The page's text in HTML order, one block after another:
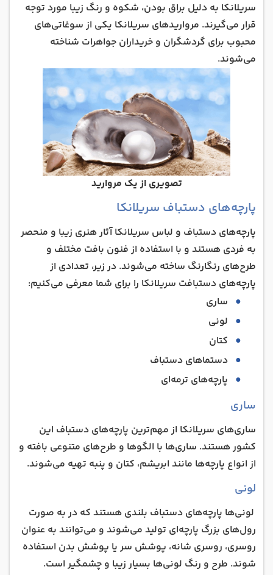
سریلانکا به دلیل براق بودن، شکوه و رنگ زیبا مورد توجه
قرار می‌گیرند. مرواریدهای سریلانکا یکی از سوغاتی‌های
محبوب برای گردشگران و خریداران جواهرات شناخته
می‌شوند.
تصویری از یک مروارید
پارچه‌های دستباف سریلانکا
پارچه‌های دستباف و لباس سریلانکا آثار هنری زیبا و منحصر
به فردی هستند و با استفاده از فنون بافت مختلف و
طرح‌های رنگارنگ ساخته می‌شوند. در زیر، تعدادی از
پارچه‌های دستبافت سریلانکا را برای شما معرفی می‌کنیم:
ساری
لونی
کتان
دستما‌های دستباف
پارچه‌های ترمه‌ای
ساری
ساری‌های سریلانکا از مهم‌ترین پارچه‌های دستباف این
کشور هستند. ساری‌ها با الگوها و طرح‌های متنوعی بافته و
از انواع پارچه‌ها مانند ابریشم، کتان و پنبه تهیه می‌شوند.
لونی‌
لونی‌ها پارچه‌های دستباف بلندی هستند که در به صورت
رول‌های بزرگ پارچه‌ای تولید می‌شوند و می‌توانند به عنوان
روسری، روسری شانه، پوشش سر یا پوشش بدن استفاده
شوند. طرح‌ و رنگ‌ لونی‌ها بسیار زیبا و چشمگیر است.